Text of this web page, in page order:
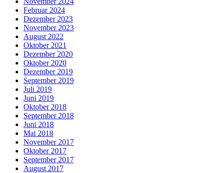
Februar 2024
Dezember 2023
November 2023
August 2022
Oktober 2021
Dezember 2020
Oktober 2020
Dezember 2019
September 2019
Juli 2019
Juni 2019
Oktober 2018
September 2018
Juni 2018
Mai 2018
November 2017
Oktober 2017
September 2017
August 2017